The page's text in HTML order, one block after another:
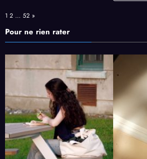
Page:
1 2 … 52 Next
»
Pour ne rien rater